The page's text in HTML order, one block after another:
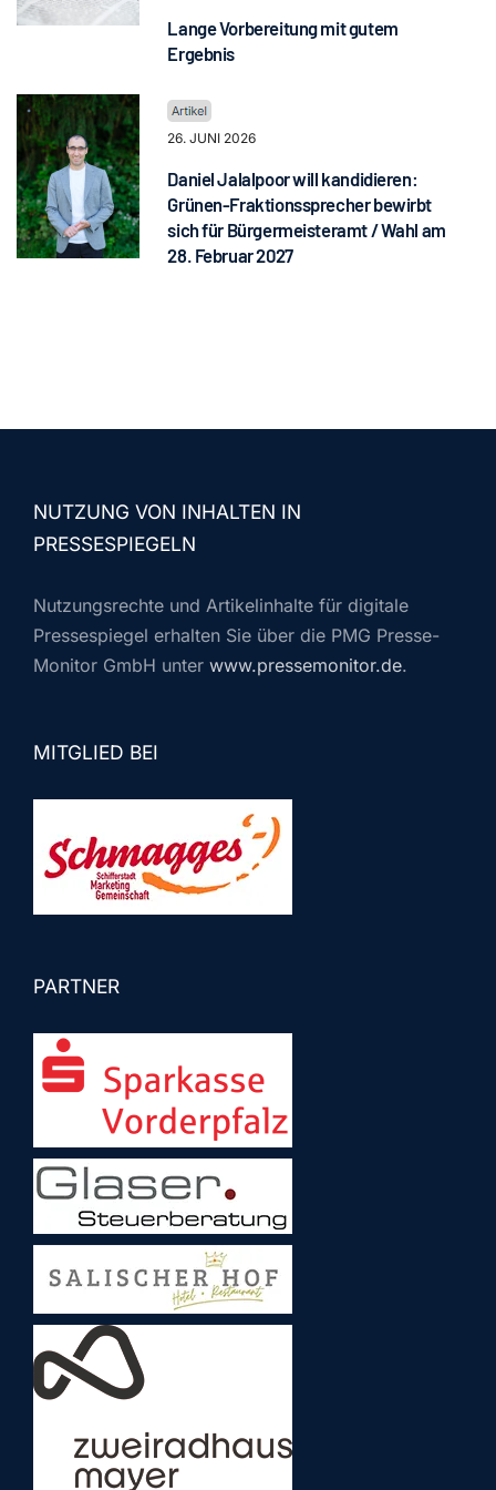
Lange Vorbereitung mit gutem
Ergebnis
26. JUNI 2026
Daniel Jalalpoor will kandidieren:
Grünen-Fraktionssprecher bewirbt
sich für Bürgermeisteramt / Wahl am
28. Februar 2027
NUTZUNG VON INHALTEN IN
PRESSESPIEGELN
Nutzungsrechte und Artikelinhalte für digitale
Pressespiegel erhalten Sie über die PMG Presse-
Monitor GmbH unter www.pressemonitor.de.
MITGLIED BEI
PARTNER